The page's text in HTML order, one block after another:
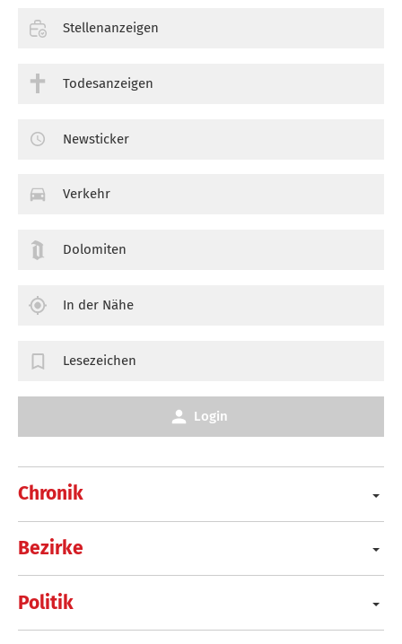
Chronik
Bezirke
Politik
Stellenanzeigen
Todesanzeigen
Newsticker
Verkehr
Dolomiten
In der Nähe
Lesezeichen
Login